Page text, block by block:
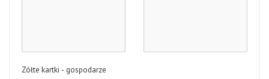
Zółte kartki - gospodarze